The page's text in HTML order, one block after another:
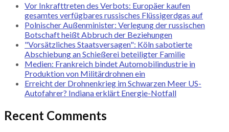
Vor Inkrafttreten des Verbots: Europäer kaufen
gesamtes verfügbares russisches Flüssigerdgas auf
Polnischer Außenminister: Verlegung der russischen
Botschaft heißt Abbruch der Beziehungen
"Vorsätzliches Staatsversagen": Köln sabotierte
Abschiebung an Schießerei beteiligter Familie
Medien: Frankreich bindet Automobilindustrie in
Produktion von Militärdrohnen ein
Erreicht der Drohnenkrieg im Schwarzen Meer US-
Autofahrer? Indiana erklärt Energie-Notfall
Recent Comments